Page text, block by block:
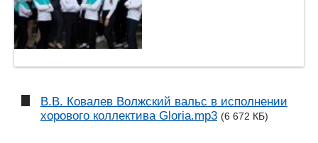
В.В. Ковалев Волжский вальс в исполнении
хорового коллектива Gloria.mp3 (6 672 КБ)